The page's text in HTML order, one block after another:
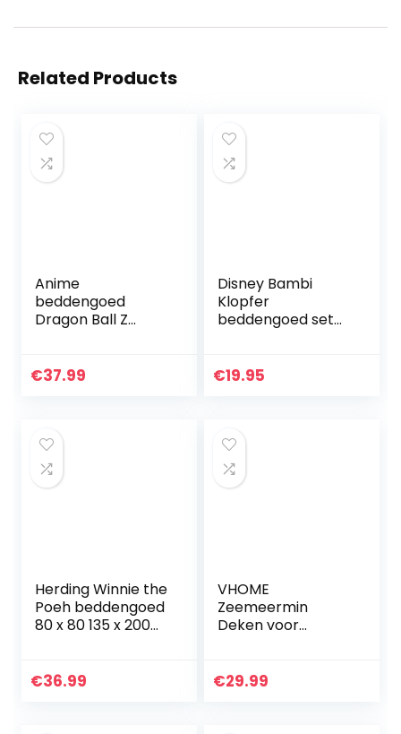
Related Products
Anime
beddengoed
Dragon Ball Z
motief 3D Dragon
€37.99
Disney Bambi
Klopfer
beddengoed set
135 cm, 40×60 cm
€19.95
Herding Winnie the
Poeh beddengoed
80 x 80 135 x 200
ritssluiting
€36.99
VHOME
Zeemeermin
Deken voor
e Warme
€29.99